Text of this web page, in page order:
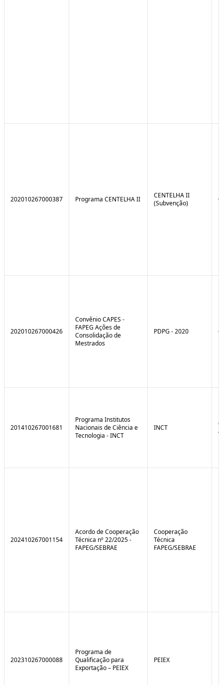
202010267000387 Programa CENTELHA II
CENTELHA II
(Subvenção)
202010267000426
Convênio CAPES -
FAPEG Ações de
Consolidação de
Mestrados
PDPG - 2020
201410267001681
Programa Institutos
Nacionais de Ciência e
Tecnologia - INCT
INCT
202410267001154
Acordo de Cooperação
Técnica nº 22/2025 -
FAPEG/SEBRAE
Cooperação
Técnica
FAPEG/SEBRAE
202310267000088
Programa de
Qualificação para
Exportação – PEIEX
PEIEX